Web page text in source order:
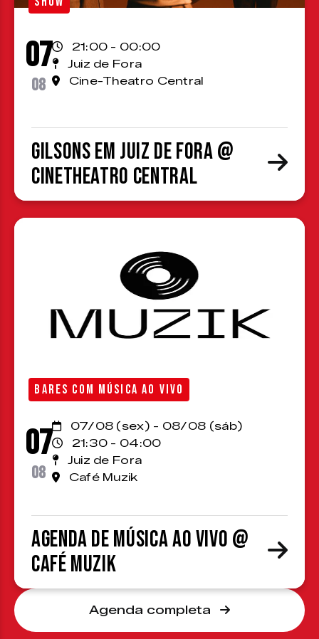
07
08
21:00 - 00:00
Juiz de Fora
Cine-Theatro Central
Gilsons em Juiz de Fora @
CineTheatro Central
BARES COM MÚSICA AO VIVO
07
08
07/08 (sex) - 08/08 (sáb)
21:30 - 04:00
Juiz de Fora
Café Muzik
Agenda de Música ao Vivo @
Café Muzik
Agenda completa